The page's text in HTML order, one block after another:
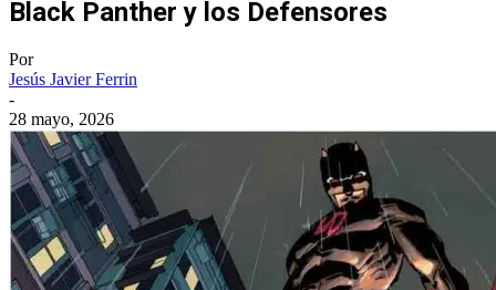
Black Panther y los Defensores
Por
Jesús Javier Ferrin
-
28 mayo, 2026